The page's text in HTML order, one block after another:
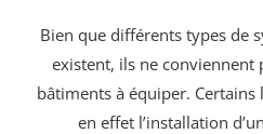
Bien que différents types de
existent, ils ne conviennent
bâtiments à équiper.
en effet l’installation